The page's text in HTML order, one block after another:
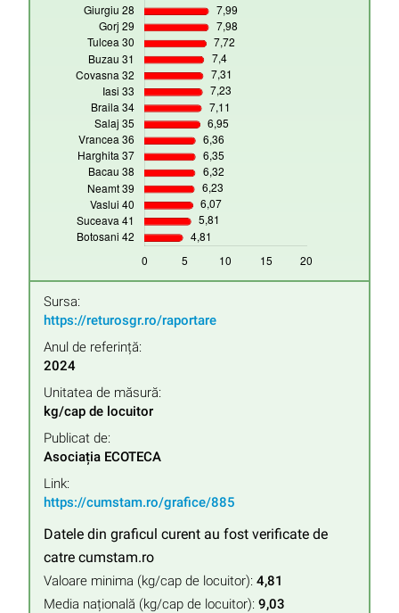
Sursa:
https://returosgr.ro/raportare
Anul de referință:
2024
Unitatea de măsură:
kg/cap de locuitor
Publicat de:
Asociația ECOTECA
Link:
https://cumstam.ro/grafice/885
Datele din graficul curent au fost verificate de
catre cumstam.ro
Valoare minima (kg/cap de locuitor): 4,81
Media națională (kg/cap de locuitor): 9,03